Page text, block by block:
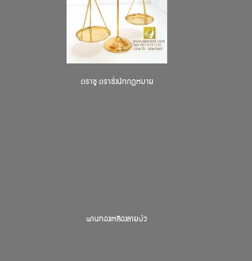
ตราชู ตราชั่งนักกฏหมาย
พานทองเหลืองลายบัว